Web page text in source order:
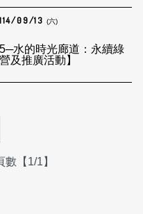
09/13 (六)
水的時光廊道：永續綠
及推廣活動】
【1/1】